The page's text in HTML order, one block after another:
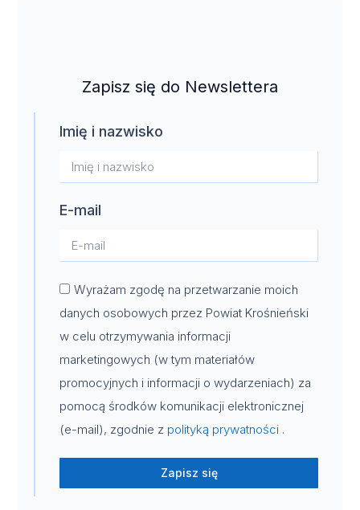
Zapisz się do Newslettera
Imię i nazwisko
E-mail
Wyrażam zgodę na przetwarzanie moich
danych osobowych przez Powiat Krośnieński
w celu otrzymywania informacji
marketingowych (w tym materiałów
promocyjnych i informacji o wydarzeniach) za
pomocą środków komunikacji elektronicznej
(e-mail), zgodnie z polityką prywatności .
Zapisz się